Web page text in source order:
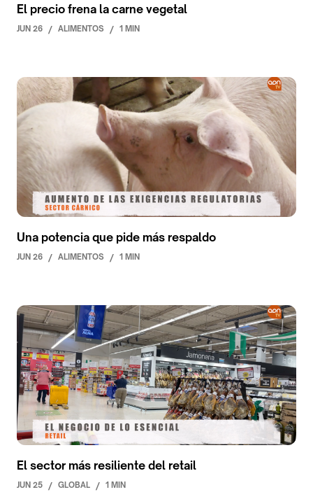
El precio frena la carne vegetal
JUN 26 / ALIMENTOS / 1 MIN
Una potencia que pide más respaldo
JUN 26 / ALIMENTOS / 1 MIN
El sector más resiliente del retail
JUN 25 / GLOBAL / 1 MIN